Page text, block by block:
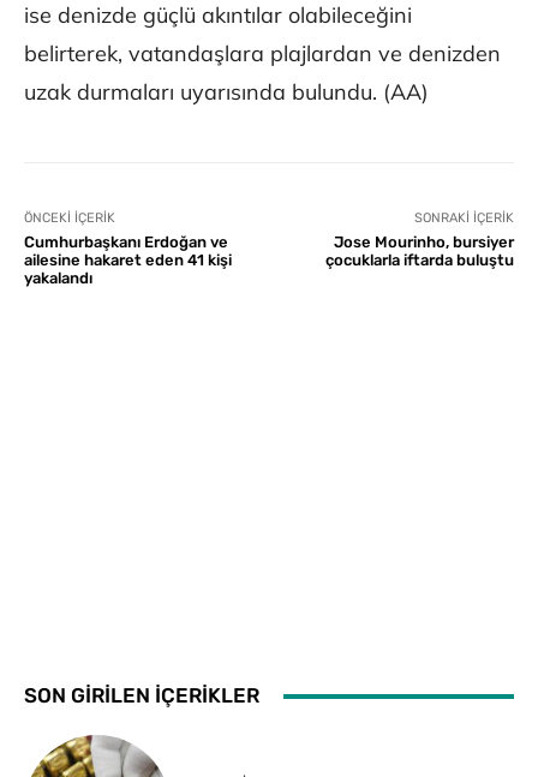
ise denizde güçlü akıntılar olabileceğini
belirterek, vatandaşlara plajlardan ve denizden
uzak durmaları uyarısında bulundu. (AA)
ÖNCEKI İÇERIK
Cumhurbaşkanı Erdoğan ve
ailesine hakaret eden 41 kişi
yakalandı
SONRAKI İÇERIK
Jose Mourinho, bursiyer
çocuklarla iftarda buluştu
SON GİRİLEN İÇERİKLER